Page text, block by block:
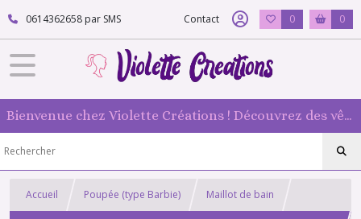
0614362658 par SMS Contact 0 0
Bienvenue chez Violette Créations ! Découvrez des vêtements faits main pour vos poupées mannequin : originaux et 100 % fabriqués en France
Accueil Poupée (type Barbie) Maillot de bain